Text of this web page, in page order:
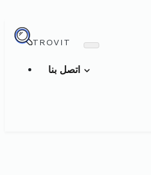
TROVIT